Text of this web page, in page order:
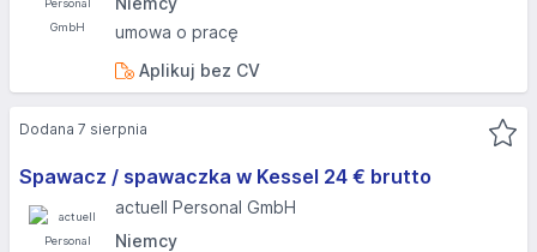
umowa o pracę
Aplikuj bez CV
Spawacz / spawaczka w Kessel 24 € brutto
actuell Personal GmbH
Niemcy
Dodana 7 sierpnia